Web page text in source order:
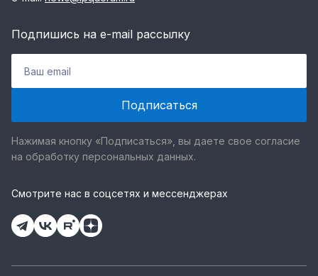
Подпишись на e-mail рассылку
Нажимая кнопку «Подписаться», вы даете свое согласие
на обработку персональных данных.
Смотрите нас в соцсетях и мессенджерах